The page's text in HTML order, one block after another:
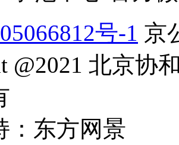
号-1 京
@2021 北京协
：东方网景